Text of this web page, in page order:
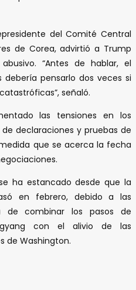
del Comité Central
de Corea, advirtió a Trump
“Antes de hablar, el
debería pensarlo dos veces si
señaló.
las tensiones en los
declaraciones y pruebas de
que se acerca la fecha
ha estancado desde que la
en febrero, debido a las
de combinar los pasos de
con el alivio de las
de Washington.